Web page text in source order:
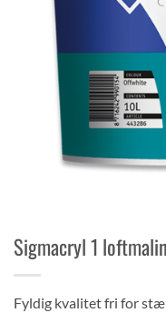
Sigmacryl 1
Fyldig kvalitet fri for